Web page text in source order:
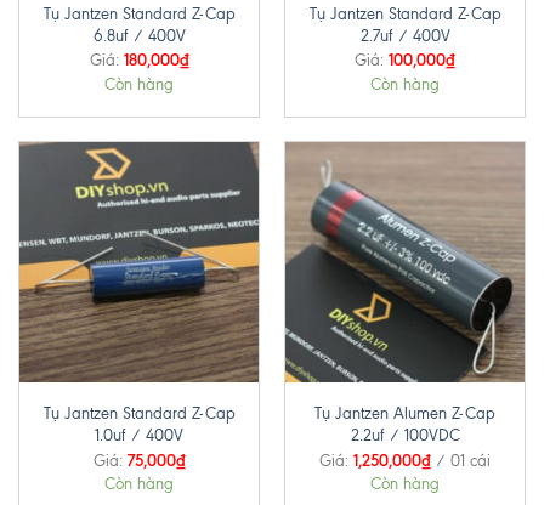
Tụ Jantzen Standard Z-Cap
6.8uf / 400V
Giá: 180,000₫
Còn hàng
Tụ Jantzen Standard Z-Cap
2.7uf / 400V
Giá: 100,000₫
Còn hàng
Tụ Jantzen Standard Z-Cap
1.0uf / 400V
Giá: 75,000₫
Còn hàng
Tụ Jantzen Alumen Z-Cap
2.2uf / 100VDC
Giá: 1,250,000₫ / 01 cái
Còn hàng